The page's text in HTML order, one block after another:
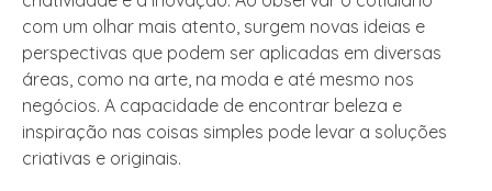
com um olhar mais atento, surgem novas ideias e
perspectivas que podem ser aplicadas em diversas
áreas, como na arte, na moda e até mesmo nos
negócios. A capacidade de encontrar beleza e
inspiração nas coisas simples pode levar a soluções
criativas e originais.